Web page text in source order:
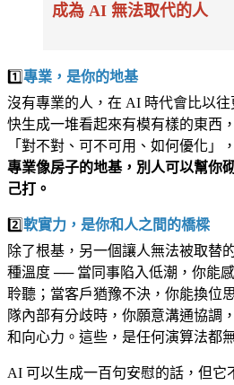
成為 AI 無法取代的人
1️⃣專業，是你的地基
沒有專業的人，在 AI 時代會比以
快生成一堆看起來有模有樣的東西
「對不對、可不可用、如何優化」
專業像房子的地基，別人可以幫你
己打。
2️⃣軟實力，是你和人之間的橋樑
除了根基，另一個讓人無法被取替
種溫度 ── 當同事陷入低潮，你能
聆聽；當客戶猶豫不決，你能換位
隊內部有分歧時，你願意溝通協調
和向心力。這些，是任何演算法都
AI 可以生成一百句安慰的話，但它